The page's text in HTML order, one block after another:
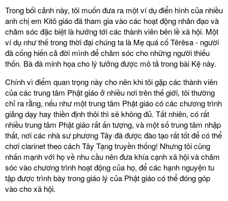
Trong bối cảnh này, tôi muốn đưa ra một ví dụ điển hình của nhiều
anh chị em Kitô giáo đã tham gia vào các hoạt động nhân đạo và
chăm sóc đặc biệt là hướng tới các thành viên bên lề xã hội. Một
ví dụ như thế trong thời đại chúng ta là Mẹ quá cố Têrêsa - người
đã cống hiến cả đời mình để chăm sóc cho những người thiếu
thốn. Bà đã minh họa cho lý tưởng được mô tả trong bài Kệ này.
Chính vì điểm quan trọng này cho nên khi tôi gặp các thành viên
của các trung tâm Phật giáo ở nhiều nơi trên thế giới, tôi thường
chỉ ra rằng, nếu như một trung tâm Phật giáo có các chương trình
giảng dạy hay thiền định thôi thì sẽ không đủ. Tất nhiên, có rất
nhiều trung tâm Phật giáo rất ấn tượng, và một số trung tâm nhập
thất, nơi các nhà sư phương Tây đã được đào tạo rất tốt để có thể
chơi clarinet theo cách Tây Tạng truyền thống! Nhưng tôi cũng
nhấn mạnh với họ về nhu cầu nên đưa khía cạnh xã hội và chăm
sóc vào chương trình hoạt động của họ, để các hạnh nguyện tu
tập được trình bày trong giáo lý của Phật giáo có thể đóng góp
vào cho xã hội.